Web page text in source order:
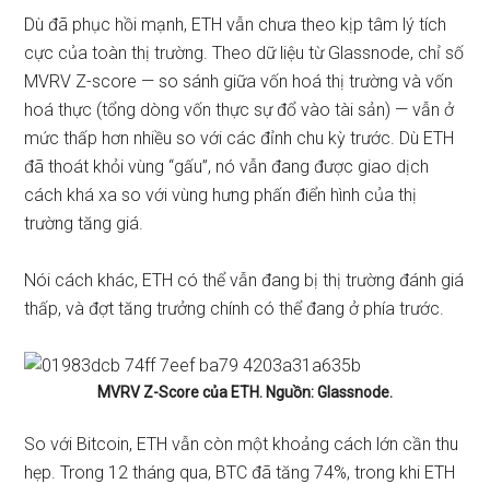
Dù đã phục hồi mạnh, ETH vẫn chưa theo kịp tâm lý tích
cực của toàn thị trường. Theo dữ liệu từ Glassnode, chỉ số
MVRV Z-score — so sánh giữa vốn hoá thị trường và vốn
hoá thực (tổng dòng vốn thực sự đổ vào tài sản) — vẫn ở
mức thấp hơn nhiều so với các đỉnh chu kỳ trước. Dù ETH
đã thoát khỏi vùng “gấu”, nó vẫn đang được giao dịch
cách khá xa so với vùng hưng phấn điển hình của thị
trường tăng giá.
Nói cách khác, ETH có thể vẫn đang bị thị trường đánh giá
thấp, và đợt tăng trưởng chính có thể đang ở phía trước.
MVRV Z-Score của ETH. Nguồn: Glassnode.
So với Bitcoin, ETH vẫn còn một khoảng cách lớn cần thu
hẹp. Trong 12 tháng qua, BTC đã tăng 74%, trong khi ETH